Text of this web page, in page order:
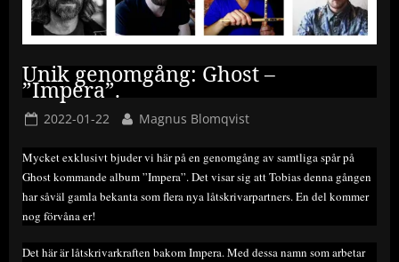
Unik genomgång: Ghost –
”Impera”.
Posted
2022-01-22 By
Magnus Blomqvist
Mycket exklusivt bjuder vi här på en genomgång av samtliga spår på
Ghost kommande album ”Impera”. Det visar sig att Tobias denna gången
har såväl gamla bekanta som flera nya låtskrivarpartners. En del kommer
nog förvåna er!
Det här är låtskrivarkraften bakom Impera. Med dessa namn som arbetar